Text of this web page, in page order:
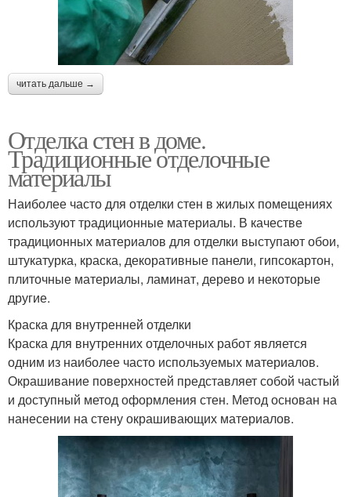
читать дальше →
Отделка стен в доме.
Традиционные отделочные
материалы
Наиболее часто для отделки стен в жилых помещениях
используют традиционные материалы. В качестве
традиционных материалов для отделки выступают обои,
штукатурка, краска, декоративные панели, гипсокартон,
плиточные материалы, ламинат, дерево и некоторые
другие.
Краска для внутренней отделки
Краска для внутренних отделочных работ является
одним из наиболее часто используемых материалов.
Окрашивание поверхностей представляет собой частый
и доступный метод оформления стен. Метод основан на
нанесении на стену окрашивающих материалов.